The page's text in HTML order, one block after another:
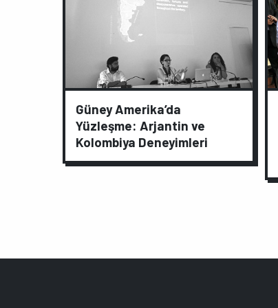
Güney Amerika’da
Yüzleşme: Arjantin ve
Kolombiya Deneyimleri